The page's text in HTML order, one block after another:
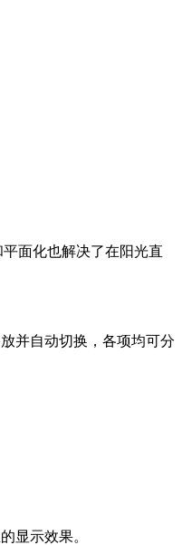
面化也解决了在阳光直
并自动切换，各项均可分
显示效果。